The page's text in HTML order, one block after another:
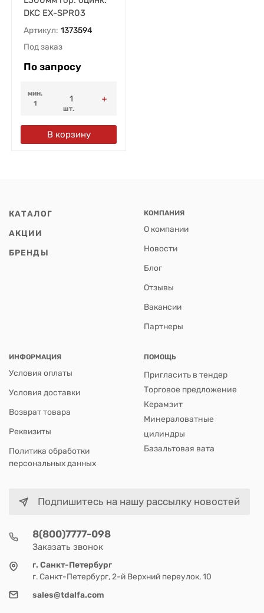
DKC EX-SPR03
Артикул: 1373594
Под заказ
По запросу
мин.
1
шт.
В корзину
КАТАЛОГ
АКЦИИ
БРЕНДЫ
КОМПАНИЯ
О компании
Новости
Блог
Отзывы
Вакансии
Партнеры
ИНФОРМАЦИЯ
Условия оплаты
Условия доставки
Возврат товара
Реквизиты
Политика обработки
персональных данных
ПОМОЩЬ
Пригласить в тендер
Торговое предложение
Керамзит
Минераловатные
цилиндры
Базальтовая вата
Подпишитесь на нашу рассылку новостей
8(800)7777-098
Заказать звонок
г. Санкт-Петербург
г. Санкт-Петербург, 2-й Верхний переулок, 10
sales@tdalfa.com